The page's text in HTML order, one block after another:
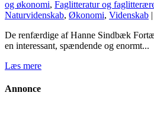
og økonomi, Faglitteratur og
Naturvidenskab, Økonomi, Videnskab |
De renfærdige af Hanne Sindbæk
en interessant, spændende og enormt...
Læs mere
Annonce